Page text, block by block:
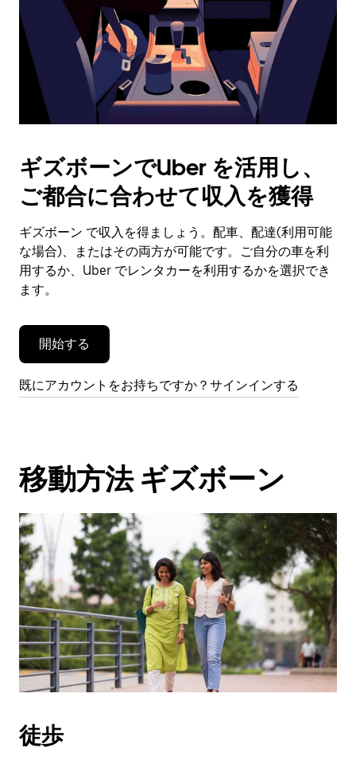
を
選
択
す。
ン
で
カ
ン
ダ
ー
を
閉
ま
す。
ギズボーンでUber を活用し、
ご都合に合わせて収入を獲得
ギズボーン で収入を得ましょう。配車、配達(利用可能
な場合)、またはその両方が可能です。ご自分の車を利
用するか、Uber でレンタカーを利用するかを選択でき
ます。
開始する
既にアカウントをお持ちですか？サインインする
移動方法 ギズボーン
徒歩